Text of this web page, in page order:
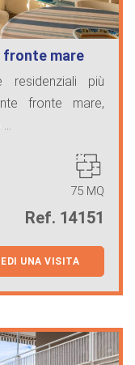
mare
residenziali più
fronte mare,
75 MQ
Ref. 14151
UNA VISITA